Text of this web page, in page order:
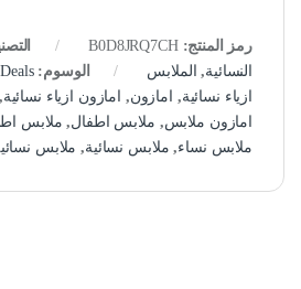
رمز المنتج:B0D8JRQ7CH
النسائية, الملابس الوسوم:
ازياء نسائية, امازون, امازون ازياء نسائية,
امازون ملابس, ملابس اطفال, ملابس
ملابس نساء, ملابس نسائية, ملابس